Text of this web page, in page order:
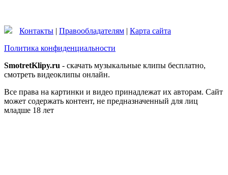
Контакты | Правообладателям | Карта сайта
Политика конфиденциальности
SmotretKlipy.ru - скачать музыкальные клипы бесплатно,
смотреть видеоклипы онлайн.
Все права на картинки и видео принадлежат их авторам. Сайт
может содержать контент, не предназначенный для лиц
младше 18 лет